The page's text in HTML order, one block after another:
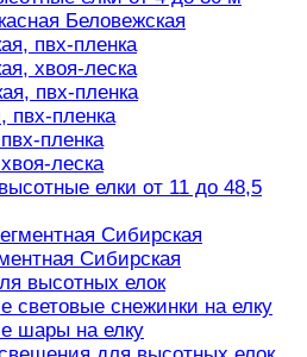
Беловежская
пвх-пленка
хвоя-леска
пвх-пленка
пвх-пленка
пленка
леска
елки от 11 до 48,5
Сибирская
Сибирская
высотных елок
световые снежинки на елку
шары на елку